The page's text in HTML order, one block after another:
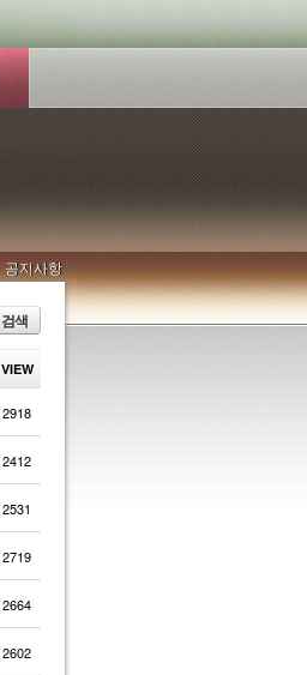
공지사항
VIEW
2918
2412
2531
2719
2664
2602